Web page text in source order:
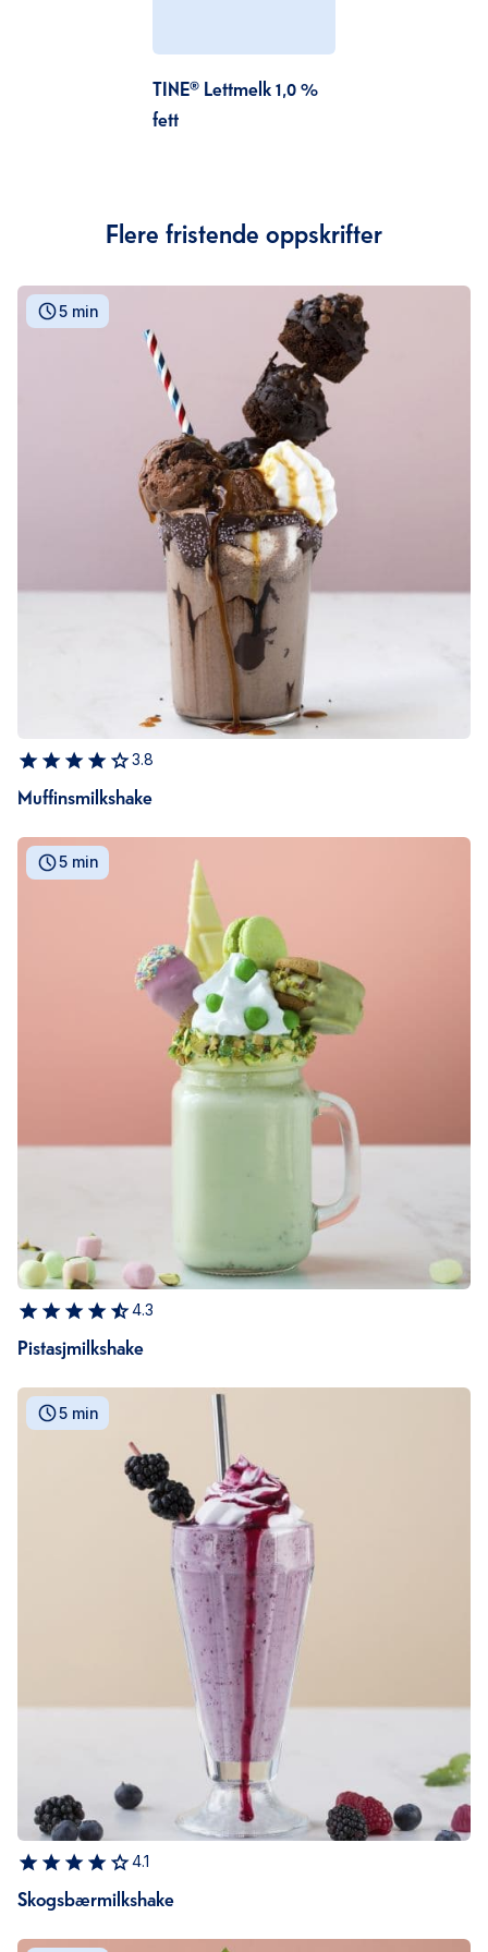
TINE® Lettmelk 1,0 %
fett
Flere fristende oppskrifter
5 min
3.8
Muffinsmilkshake
5 min
4.3
Pistasjmilkshake
5 min
4.1
Skogsbærmilkshake